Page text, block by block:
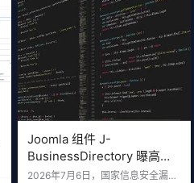
用 Yot CMS 的站长来说，这是一个
必须重视的警示。 一、漏…
Joomla 组件 J-
BusinessDirectory 曝高危
SQL 注入漏洞，官方尚未发
2026年7月6日，国家信息安全漏洞